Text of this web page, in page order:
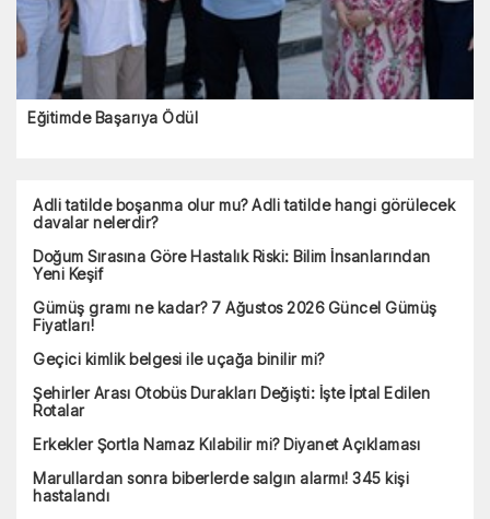
Eğitimde Başarıya Ödül
Adli tatilde boşanma olur mu? Adli tatilde hangi görülecek
davalar nelerdir?
Doğum Sırasına Göre Hastalık Riski: Bilim İnsanlarından
Yeni Keşif
Gümüş gramı ne kadar? 7 Ağustos 2026 Güncel Gümüş
Fiyatları!
Geçici kimlik belgesi ile uçağa binilir mi?
Şehirler Arası Otobüs Durakları Değişti: İşte İptal Edilen
Rotalar
Erkekler Şortla Namaz Kılabilir mi? Diyanet Açıklaması
Marullardan sonra biberlerde salgın alarmı! 345 kişi
hastalandı